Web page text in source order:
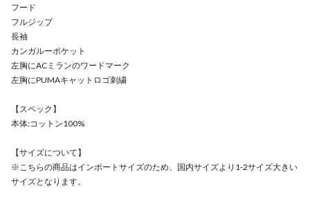
フード
フルジップ
長袖
カンガルーポケット
左胸にACミランのワードマーク
左胸にPUMAキャットロゴ刺繍
【スペック】
本体:コットン100%
【サイズについて】
※こちらの商品はインポートサイズのため、国内サイズより1-2サイズ大きい
サイズとなります。